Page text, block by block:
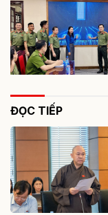
ĐỌC TIẾP